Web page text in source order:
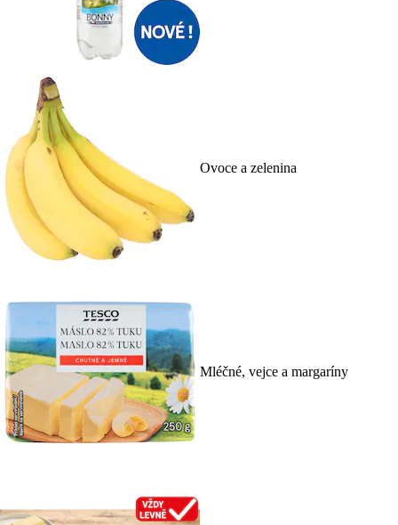
Ovoce a zelenina
Mléčné, vejce a margaríny